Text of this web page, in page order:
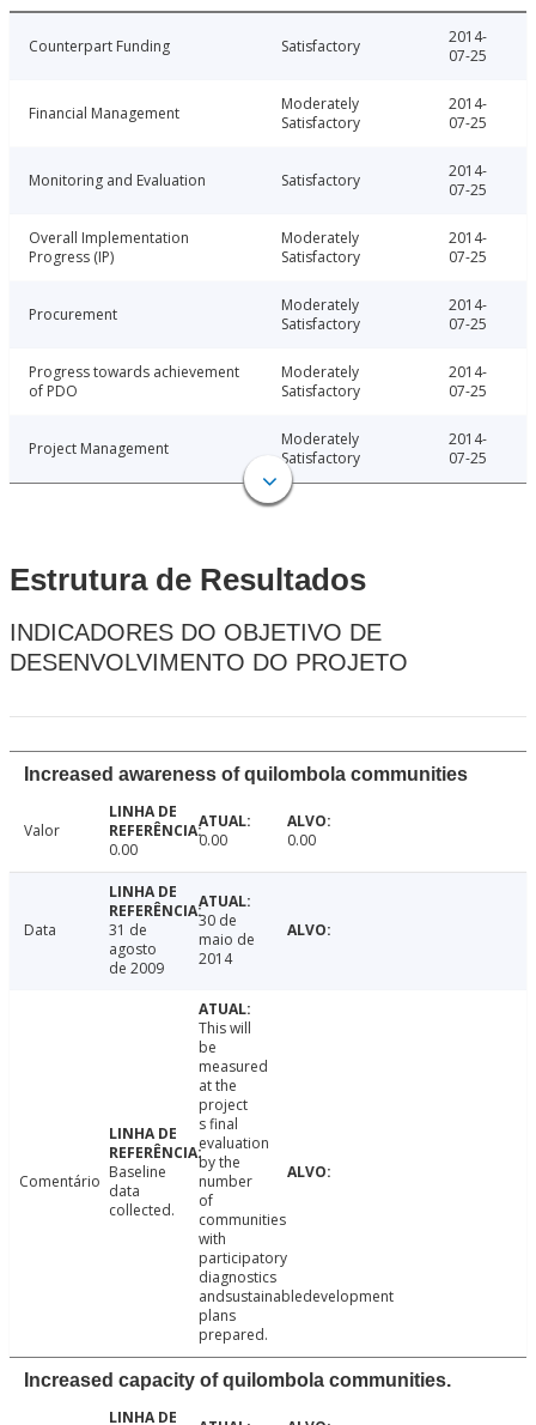
Counterpart Funding Satisfactory
2014-
07-25
Financial Management
Moderately
Satisfactory
2014-
07-25
Monitoring and Evaluation Satisfactory
2014-
07-25
Overall Implementation
Progress (IP)
Moderately
Satisfactory
2014-
07-25
Procurement
Moderately
Satisfactory
2014-
07-25
Progress towards achievement
of PDO
Moderately
Satisfactory
2014-
07-25
Project Management
Moderately
Satisfactory
2014-
07-25
Estrutura de Resultados
INDICADORES DO OBJETIVO DE
DESENVOLVIMENTO DO PROJETO
Increased awareness of quilombola communities
Valor
0.00
0.00 0.00
Data
31 de
agosto
de 2009
30 de
maio de
2014
Comentário Baseline
data
collected.
This will
be
measured
at the
project
s final
evaluation
by the
number
of
communities
with
participatory
diagnostics
andsustainabledevelopment
plans
prepared.
Increased capacity of quilombola communities.